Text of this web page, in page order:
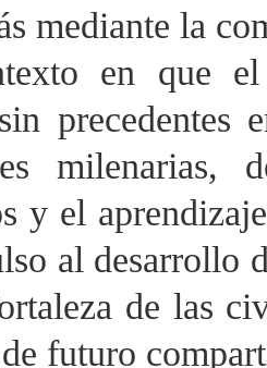
mediante la
en que el
milenarias,
y el
al desarrollo
de las
futuro